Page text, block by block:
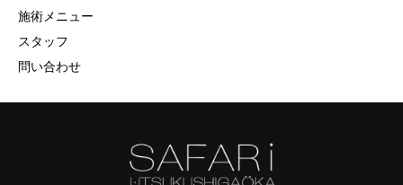
施術メニュー
スタッフ
問い合わせ